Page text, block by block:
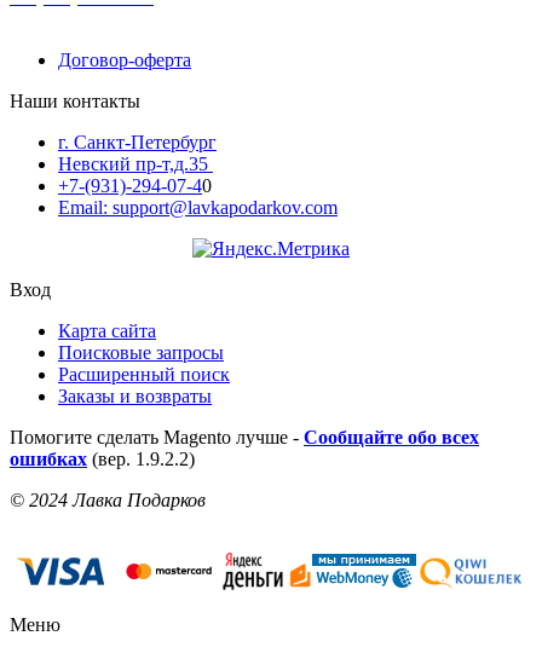
Договор-оферта
Наши контакты
г. Санкт-Петербург
Невский пр-т,д.35
+7-(931)-294-07-40
Email: support@lavkapodarkov.com
Вход
Карта сайта
Поисковые запросы
Расширенный поиск
Заказы и возвраты
Помогите сделать Magento лучше - Сообщайте обо всех
ошибках (вер. 1.9.2.2)
© 2024 Лавка Подарков
Меню